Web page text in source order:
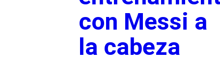
con Messi a
la cabeza